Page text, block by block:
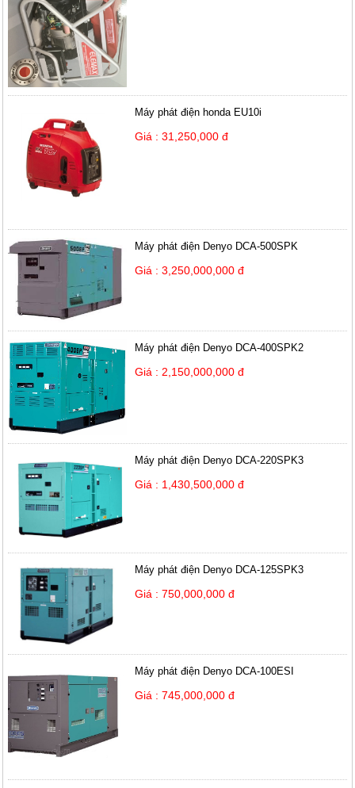
Máy phát điện honda EU10i
Giá : 31,250,000 đ
Máy phát điện Denyo DCA-500SPK
Giá : 3,250,000,000 đ
Máy phát điện Denyo DCA-400SPK2
Giá : 2,150,000,000 đ
Máy phát điện Denyo DCA-220SPK3
Giá : 1,430,500,000 đ
Máy phát điện Denyo DCA-125SPK3
Giá : 750,000,000 đ
Máy phát điện Denyo DCA-100ESI
Giá : 745,000,000 đ